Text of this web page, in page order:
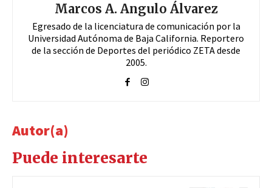
Marcos A. Angulo Álvarez
Egresado de la licenciatura de comunicación por la
Universidad Autónoma de Baja California. Reportero
de la sección de Deportes del periódico ZETA desde
2005.
Autor(a)
Puede interesarte